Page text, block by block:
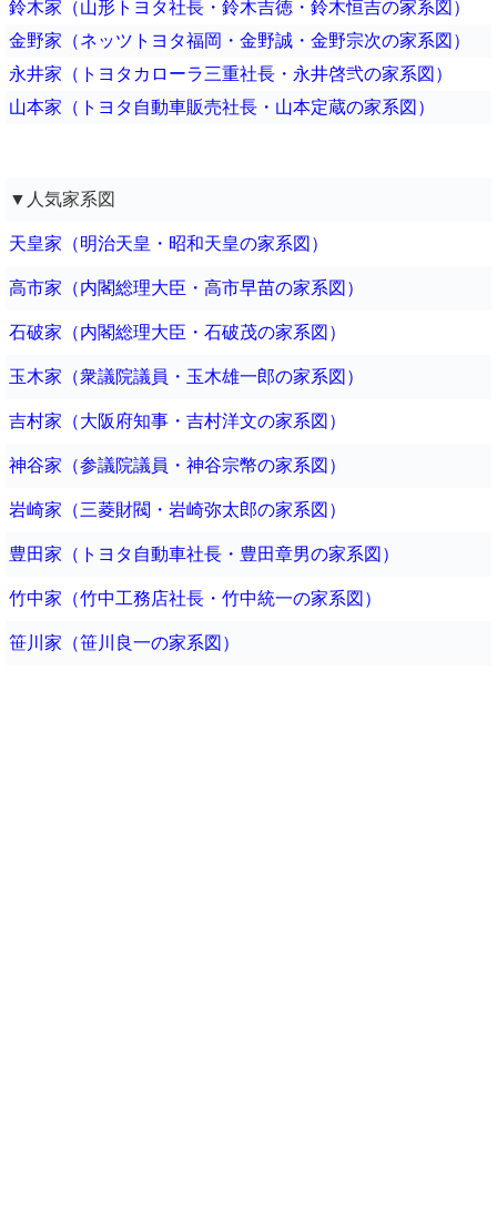
鈴木家（山形トヨタ社長・鈴木吉徳・鈴木恒吉の家系図）
金野家（ネッツトヨタ福岡・金野誠・金野宗次の家系図）
永井家（トヨタカローラ三重社長・永井啓弐の家系図）
山本家（トヨタ自動車販売社長・山本定蔵の家系図）
▼人気家系図
天皇家（明治天皇・昭和天皇の家系図）
高市家（内閣総理大臣・高市早苗の家系図）
石破家（内閣総理大臣・石破茂の家系図）
玉木家（衆議院議員・玉木雄一郎の家系図）
吉村家（大阪府知事・吉村洋文の家系図）
神谷家（参議院議員・神谷宗幣の家系図）
岩崎家（三菱財閥・岩崎弥太郎の家系図）
豊田家（トヨタ自動車社長・豊田章男の家系図）
竹中家（竹中工務店社長・竹中統一の家系図）
笹川家（笹川良一の家系図）